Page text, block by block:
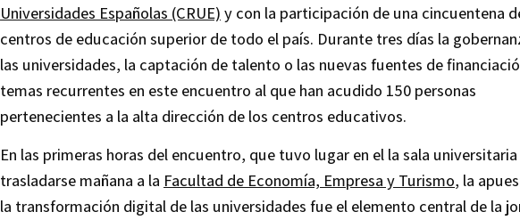
Universidades Españolas (CRUE) y con la participación de una cincuentena
centros de educación superior de todo el país. Durante tres días la
las universidades, la captación de talento o las nuevas fuentes de
temas recurrentes en este encuentro al que han acudido 150 personas
pertenecientes a la alta dirección de los centros educativos.
En las primeras horas del encuentro, que tuvo lugar en el la sala
trasladarse mañana a la Facultad de Economía, Empresa y Turismo, la
la transformación digital de las universidades fue el elemento central de la